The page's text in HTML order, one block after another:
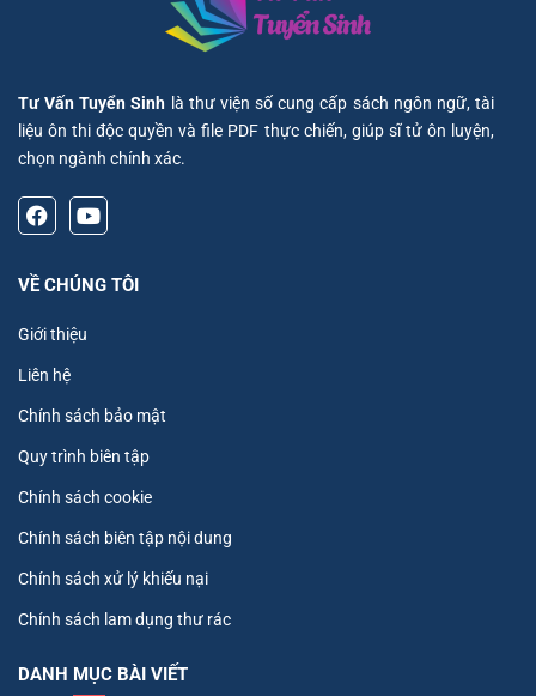
Tư Vấn Tuyển Sinh là thư viện số cung cấp sách ngôn ngữ, tài
liệu ôn thi độc quyền và file PDF thực chiến, giúp sĩ tử ôn luyện,
chọn ngành chính xác.
VỀ CHÚNG TÔI
Giới thiệu
Liên hệ
Chính sách bảo mật
Quy trình biên tập
Chính sách cookie
Chính sách biên tập nội dung
Chính sách xử lý khiếu nại
Chính sách lam dụng thư rác
DANH MỤC BÀI VIẾT